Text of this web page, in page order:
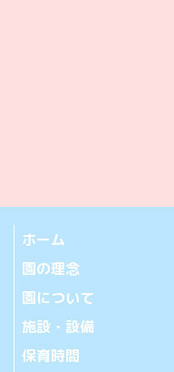
ホーム
園の理念
園について
施設・設備
保育時間